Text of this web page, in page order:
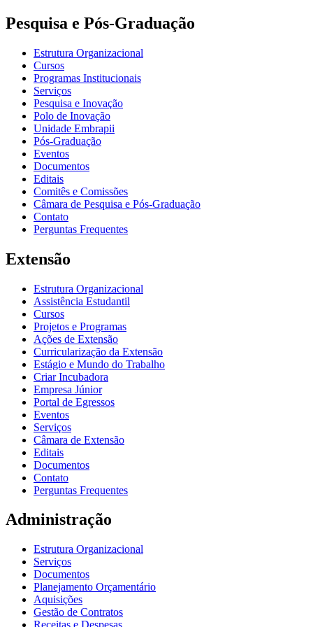
Pesquisa e Pós-Graduação
Estrutura Organizacional
Cursos
Programas Institucionais
Serviços
Pesquisa e Inovação
Polo de Inovação
Unidade Embrapii
Pós-Graduação
Eventos
Documentos
Editais
Comitês e Comissões
Câmara de Pesquisa e Pós-Graduação
Contato
Perguntas Frequentes
Extensão
Estrutura Organizacional
Assistência Estudantil
Cursos
Projetos e Programas
Ações de Extensão
Curricularização da Extensão
Estágio e Mundo do Trabalho
Criar Incubadora
Empresa Júnior
Portal de Egressos
Eventos
Serviços
Câmara de Extensão
Editais
Documentos
Contato
Perguntas Frequentes
Administração
Estrutura Organizacional
Serviços
Documentos
Planejamento Orçamentário
Aquisições
Gestão de Contratos